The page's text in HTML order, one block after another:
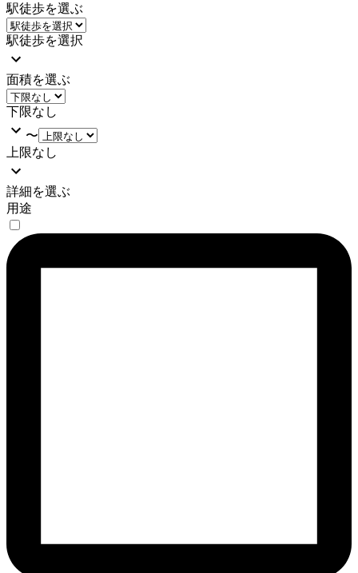
駅徒歩を選ぶ
駅徒歩を選択
面積を選ぶ
下限なし
〜
上限なし
詳細を選ぶ
用途